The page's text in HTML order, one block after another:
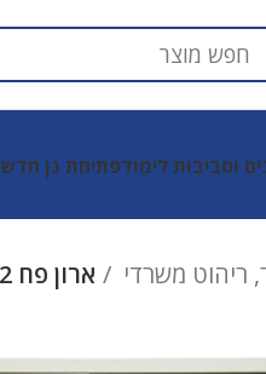
וסביבות לימודפתיחת גן חדש
ריהוט משרדי ארון פח 2 דלתות קרם